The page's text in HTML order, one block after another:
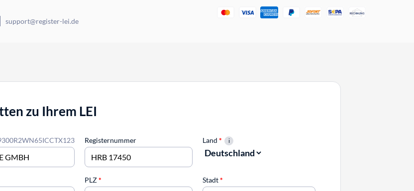
support@register-lei.de
zu Ihrem LEI
Registernummer Land *
PLZ* Stadt*